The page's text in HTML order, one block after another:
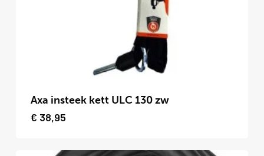
product
heeft
Axa insteek kett ULC 130 zw
€ 38,95